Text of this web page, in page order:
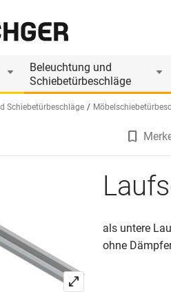
Beleuchtung und
Schiebetürbeschläge
Schiebetürbeschläge
Produkt ist Zubehör
als untere
ohne